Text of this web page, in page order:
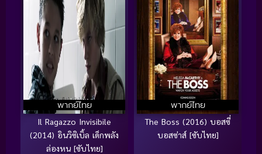
พากย์ไทย
Il Ragazzo Invisibile
(2014) อินวิซิเบิ้ล เด็กพลัง
ล่องหน [ซับไทย]
พากย์ไทย
The Boss (2016) บอสซี่
บอสซ่าส์ [ซับไทย]